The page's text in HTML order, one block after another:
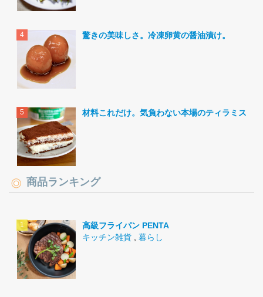
驚きの美味しさ。冷凍卵黄の醤油漬け。
材料これだけ。気負わない本場のティラミス。
商品ランキング
高級フライパン PENTA
キッチン雑貨
暮らし